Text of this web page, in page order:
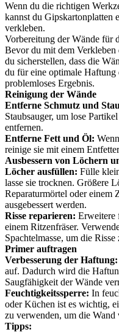
Wenn du die richtigen
kannst du Gipskartonplatten
verkleben.
Vorbereitung der Wände für
Bevor du mit dem Verkleben
du sicherstellen, dass die
du für eine optimale Haftung
problemloses Ergebnis.
Reinigung der Wände
Entferne Schmutz und
Staubsauger, um lose
entfernen.
Entferne Fett und Öl:
reinige sie mit einem
Ausbessern von Löchern
Löcher ausfüllen: Fülle
lasse sie trocknen. Größere
Reparaturmörtel oder
ausgebessert werden.
Risse reparieren: Erweitere
einem Ritzenfräser.
Spachtelmasse, um die
Primer auftragen
Verbesserung der Haftung:
auf. Dadurch wird die
Saugfähigkeit der Wände
Feuchtigkeitssperre: In
oder Küchen ist es wichtig,
zu verwenden, um die
Tipps: